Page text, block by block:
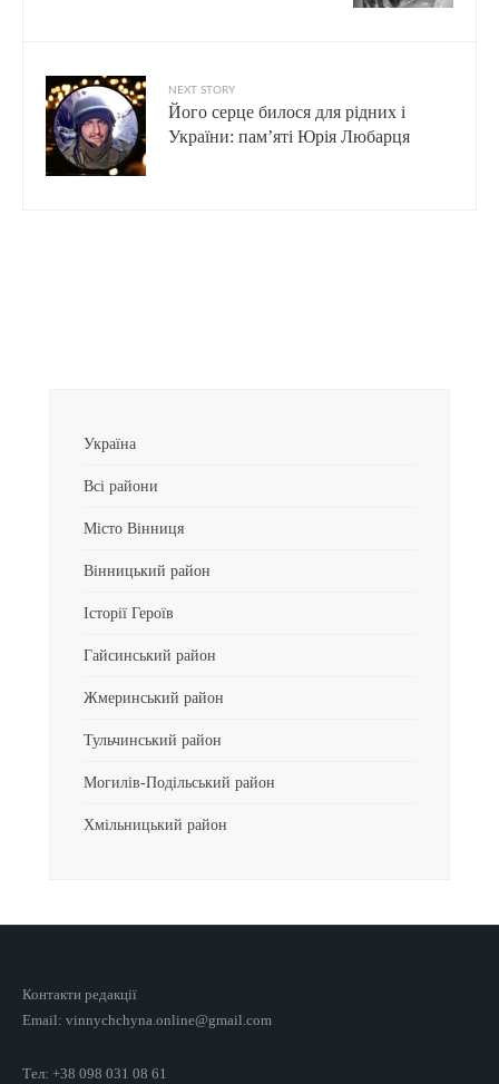
NEXT STORY
Його серце билося для рідних і
України: пам’яті Юрія Любарця
Україна
Всі райони
Місто Вінниця
Вінницький район
Історії Героїв
Гайсинський район
Жмеринський район
Тульчинський район
Могилів-Подільський район
Хмільницький район
Контакти редакції
Email: vinnychchyna.online@gmail.com
Тел: +38 098 031 08 61